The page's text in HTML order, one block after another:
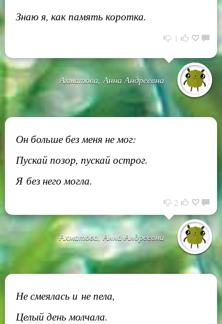
Знаю я, как память коротка.
1
Ахматова, Анна Андреевна
Он больше без меня не мог:
Пускай позор, пускай острог.
Я без него могла.
2
Ахматова, Анна Андреевна
Не смеялась и не пела,
Целый день молчала.